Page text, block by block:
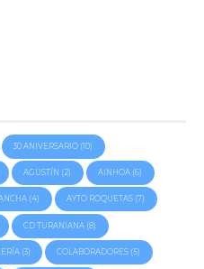
30 ANIVERSARIO (10)
AGUSTÍN (2) AINHOA (6)
(4) AYTO ROQUETAS (7)
CD TURANIANA (8)
(3) COLABORADORES (5)